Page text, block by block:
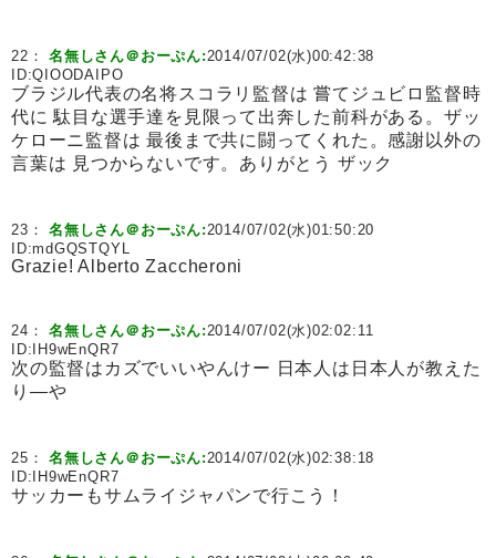
22：名無しさん＠おーぷん:2014/07/02(水)00:42:38
ID:QIOODAIPO
ブラジル代表の名将スコラリ監督は 嘗てジュビロ監督時
代に 駄目な選手達を見限って出奔した前科がある。ザッ
ケローニ監督は 最後まで共に闘ってくれた。感謝以外の
言葉は 見つからないです。ありがとう ザック
23：名無しさん＠おーぷん:2014/07/02(水)01:50:20
ID:mdGQSTQYL
Grazie! Alberto Zaccheroni
24：名無しさん＠おーぷん:2014/07/02(水)02:02:11
ID: IH9wEnQR7
次の監督はカズでいいやんけー 日本人は日本人が教えた
り―や
25：名無しさん＠おーぷん:2014/07/02(水)02:38:18
ID: IH9wEnQR7
サッカーもサムライジャパンで行こう！